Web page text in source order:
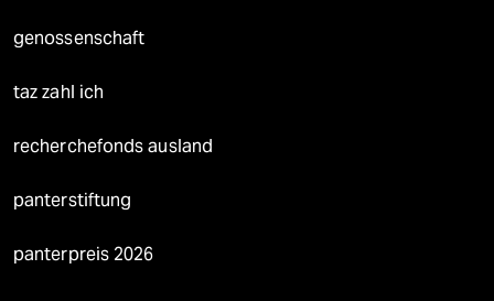
genossenschaft
taz zahl ich
recherchefonds ausland
panterstiftung
panterpreis 2026